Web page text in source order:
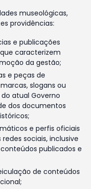
museológicas,
providências:
e publicações
caracterizem
da gestão;
e peças de
slogans ou
atual Governo
dos documentos
e perfis oficiais
sociais, inclusive
publicados e
de conteúdos